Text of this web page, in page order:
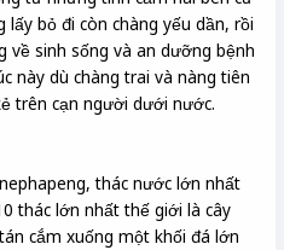
bỏ đi còn chàng yếu dần, rồi
về sinh sống và an dưỡng bệnh
này dù chàng trai và nàng tiên
trên cạn người dưới nước.
thác nước lớn nhất
thác lớn nhất thế giới là cây
cắm xuống một khối đá lớn